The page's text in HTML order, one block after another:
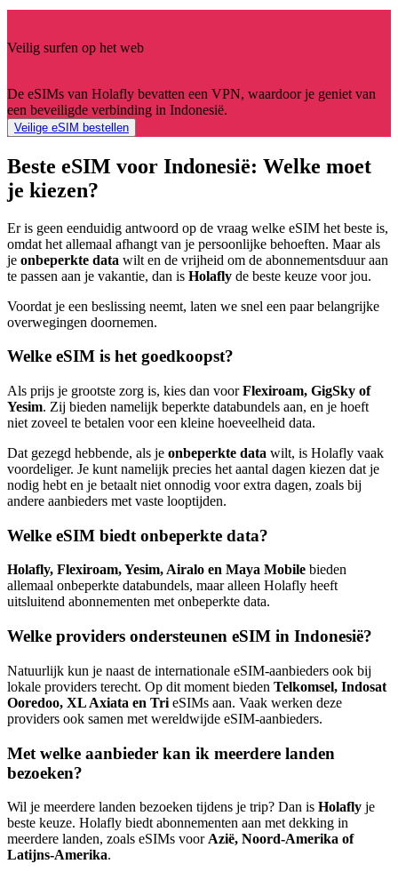
Veilig surfen op het web
De eSIMs van Holafly bevatten een VPN, waardoor je geniet van
een beveiligde verbinding in Indonesië.
Veilige eSIM bestellen
Beste eSIM voor Indonesië: Welke moet
je kiezen?
Er is geen eenduidig antwoord op de vraag welke eSIM het beste is,
omdat het allemaal afhangt van je persoonlijke behoeften. Maar als
je onbeperkte data wilt en de vrijheid om de abonnementsduur aan
te passen aan je vakantie, dan is Holafly de beste keuze voor jou.
Voordat je een beslissing neemt, laten we snel een paar belangrijke
overwegingen doornemen.
Welke eSIM is het goedkoopst?
Als prijs je grootste zorg is, kies dan voorFlexiroam, GigSky of
Yesim. Zij bieden namelijk beperkte databundels aan, en je hoeft
niet zoveel te betalen voor een kleine hoeveelheid data.
Dat gezegd hebbende, als je onbeperkte data wilt, is Holafly vaak
voordeliger. Je kunt namelijk precies het aantal dagen kiezen dat je
nodig hebt en je betaalt niet onnodig voor extra dagen, zoals bij
andere aanbieders met vaste looptijden.
Welke eSIM biedt onbeperkte data?
Holafly, Flexiroam, Yesim, Airalo en Maya Mobile bieden
allemaal onbeperkte databundels, maar alleen Holafly heeft
uitsluitend abonnementen met onbeperkte data.
Welke providers ondersteunen eSIM in Indonesië?
Natuurlijk kun je naast de internationale eSIM-aanbieders ook bij
lokale providers terecht. Op dit moment bieden Telkomsel, Indosat
Ooredoo, XL Axiata en Tri eSIMs aan. Vaak werken deze
providers ook samen met wereldwijde eSIM-aanbieders.
Met welke aanbieder kan ik meerdere landen
bezoeken?
Wil je meerdere landen bezoeken tijdens je trip? Dan is Holafly je
beste keuze. Holafly biedt abonnementen aan met dekking in
meerdere landen, zoals eSIMs voor Azië, Noord-Amerika of
Latijns-Amerika.